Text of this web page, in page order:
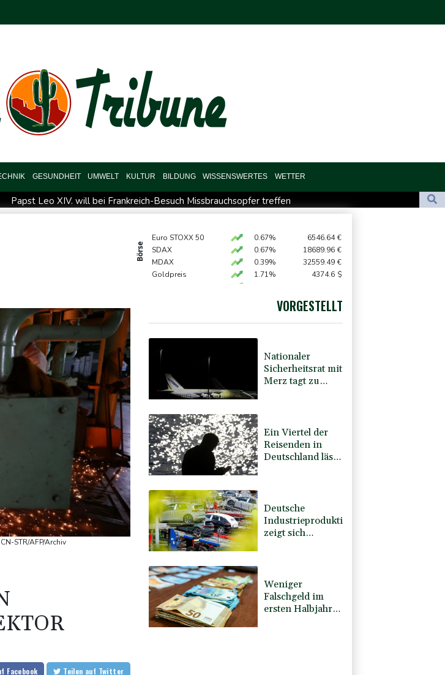
GESUNDHEIT UMWELT KULTUR BILDUNG WISSENSWERTES WETTER
Papst Leo XIV. will bei Frankreich-Besuch Missbrauchsopfer treffen
Ein Viertel der Reisenden in Deutschland lässt sich Ziele von der KI vorschlagen
Bundesgerichtshof bestätigt Beugehaft für Lina E.
Präsident Erdogan zu Dreiergipfel in Saudi-Arabien eingetroffen
Börse
Euro STOXX 50 0.67% 6546.64 €
SDAX
0.67% 18689.96 €
MDAX
0.39% 32559.49 €
Goldpreis
1.71% 4374.6 $
26363.27 €
1.1534 $
STR/AFP/Archiv
Facebook Teilen auf Twitter
VORGESTELLT
Nationaler
Sicherheitsrat mit
Merz tagt zu
Ein Viertel der
Reisenden in
Deutschland lässt
Deutsche
Industrieproduktion
zeigt sich
Weniger
Falschgeld im
ersten Halbjahr